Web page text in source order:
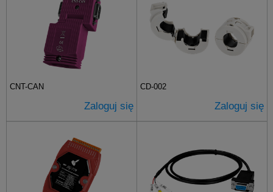
CNT-CAN
Zaloguj się
CD-002
Zaloguj się